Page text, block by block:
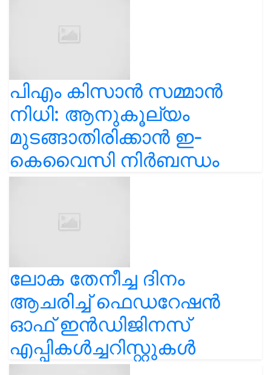
പിഎം കിസാൻ സമ്മാൻ
നിധി: ആനുകൂല്യം
മുടങ്ങാതിരിക്കാൻ ഇ-
കെവൈസി നിർബന്ധം
ലോക തേനീച്ച ദിനം
ആചരിച്ച് ഫെഡറേഷൻ
ഓഫ് ഇൻഡിജിനസ്
എപ്പികൾച്ചറിസ്റ്റുകൾ